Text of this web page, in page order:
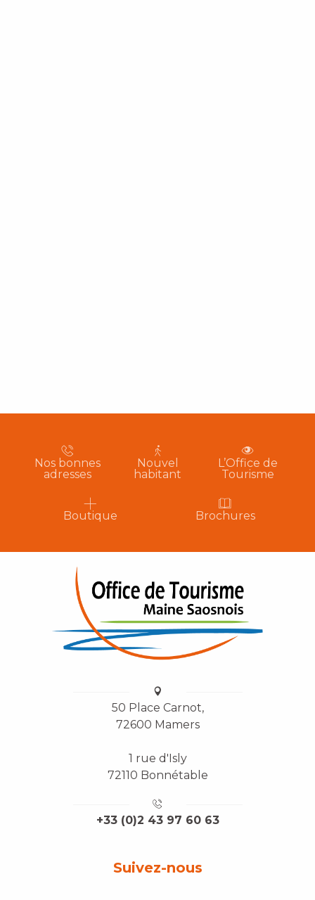
Nos bonnes
adresses
Nouvel
habitant
L’Office de
Tourisme
Boutique Brochures
50 Place Carnot,
72600 Mamers
1 rue d'Isly
72110 Bonnétable
+33 (0)2 43 97 60 63
Suivez-nous